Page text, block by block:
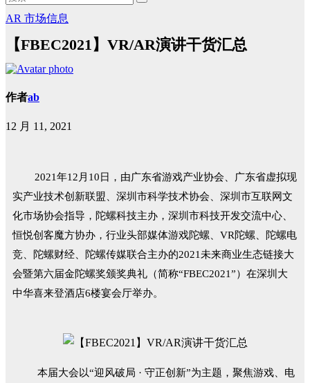
AR 市场信息
【FBEC2021】VR/AR演讲干货汇总
作者ab
12 月 11, 2021
2021年12月10日，由广东省游戏产业协会、广东省虚拟现
实产业技术创新联盟、深圳市科学技术协会、深圳市互联网文
化市场协会指导，陀螺科技主办，深圳市科技开发交流中心、
恒悦创客魔方协办，行业头部媒体游戏陀螺、VR陀螺、陀螺电
竞、陀螺财经、陀螺传媒联合主办的2021未来商业生态链接大
会暨第六届金陀螺奖颁奖典礼（简称“FBEC2021”）在深圳大
中华喜来登酒店6楼宴会厅举办。
本届大会以“迎风破局 · 守正创新”为主题，聚焦游戏、电